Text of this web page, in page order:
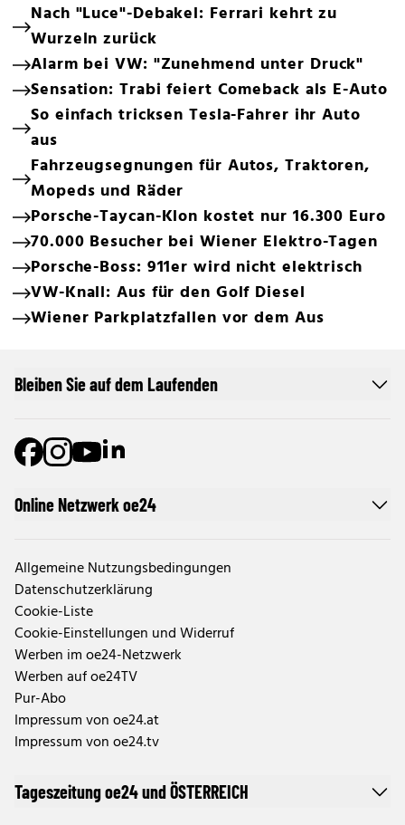
Nach "Luce"-Debakel: Ferrari kehrt zu
Wurzeln zurück
Alarm bei VW: "Zunehmend unter Druck"
Sensation: Trabi feiert Comeback als E-Auto
So einfach tricksen Tesla-Fahrer ihr Auto
aus
Fahrzeugsegnungen für Autos, Traktoren,
Mopeds und Räder
Porsche-Taycan-Klon kostet nur 16.300 Euro
70.000 Besucher bei Wiener Elektro-Tagen
Porsche-Boss: 911er wird nicht elektrisch
VW-Knall: Aus für den Golf Diesel
Wiener Parkplatzfallen vor dem Aus
Online Netzwerk oe24
Allgemeine Nutzungsbedingungen
Datenschutzerklärung
Cookie-Liste
Cookie-Einstellungen und Widerruf
Werben im oe24-Netzwerk
Werben auf oe24TV
Pur-Abo
Impressum von oe24.at
Impressum von oe24.tv
Tageszeitung oe24 und ÖSTERREICH
Bleiben Sie auf dem Laufenden